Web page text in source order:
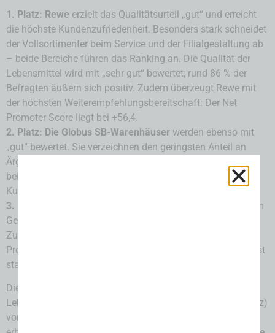
1. Platz: Rewe erzielt das Qualitätsurteil „gut“ und erreicht
die höchste Kundenzufriedenheit. Besonders stark schneidet
der Vollsortimenter beim Service und der Filialgestaltung ab
– beide Bereiche führen das Ranking an. Die Qualität der
Lebensmittel wird mit „sehr gut“ bewertet; rund 86 % der
Befragten äußern sich positiv. Zudem überzeugt Rewe mit
der höchsten Weiterempfehlungsbereitschaft: Der Net
Promoter Score liegt bei +56,4.
2. Platz: Die Globus SB-Warenhäuser werden ebenso mit
„gut“ bewertet. Sie verzeichnen den geringsten Anteil an
Ärgernissen und überzeugen beim Service, den Preisen und
beim Produktsortiment, für das gut 82 % der Kunden und
Kundinnen positive Rückmeldungen geben.
3. Platz: Kaufland
sichert sich diesen Platz, auch mit gutem
Gesamturteil. Das Unternehmen erzielt die höchsten
Zufriedenheitswerte für Preise und das umfangreiche
Produktsortiment. Die Bereitschaft zur Weiterempfehlung ist
stark ausgeprägt (Net Promoter Score: +50,0).
Die Top 3 bei den
Lebensmittelmärkten sind Globus SB-Warenhäuser (1. Platz)
vor Kaufland (2. Platz) und Marktkauf (3. Platz). Alle drei